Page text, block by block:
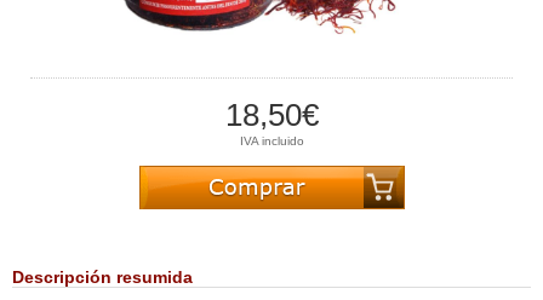
18,50€
IVA incluido
Descripción resumida